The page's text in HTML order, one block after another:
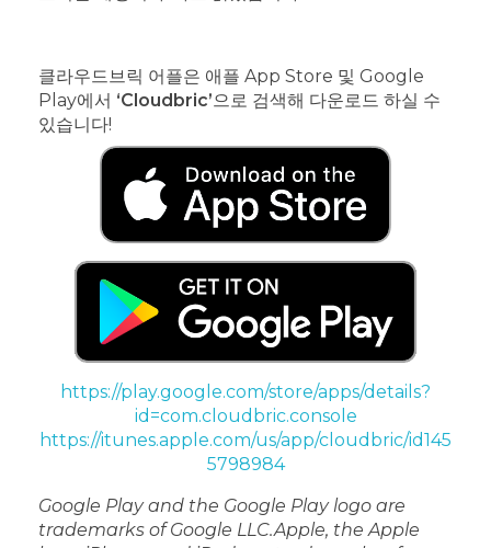
클라우드브릭 어플은 애플 App Store 및 Google
Play에서 ‘Cloudbric’으로 검색해 다운로드 하실 수
있습니다!
https://play.google.com/store/apps/details?
id=com.cloudbric.console
https://itunes.apple.com/us/app/cloudbric/id145
5798984
Google Play and the Google Play logo are
trademarks of Google LLC.Apple, the Apple